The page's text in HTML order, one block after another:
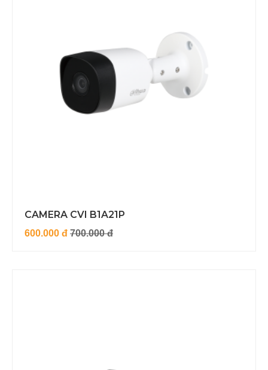
CAMERA CVI B1A21P
600.000 đ 700.000 đ